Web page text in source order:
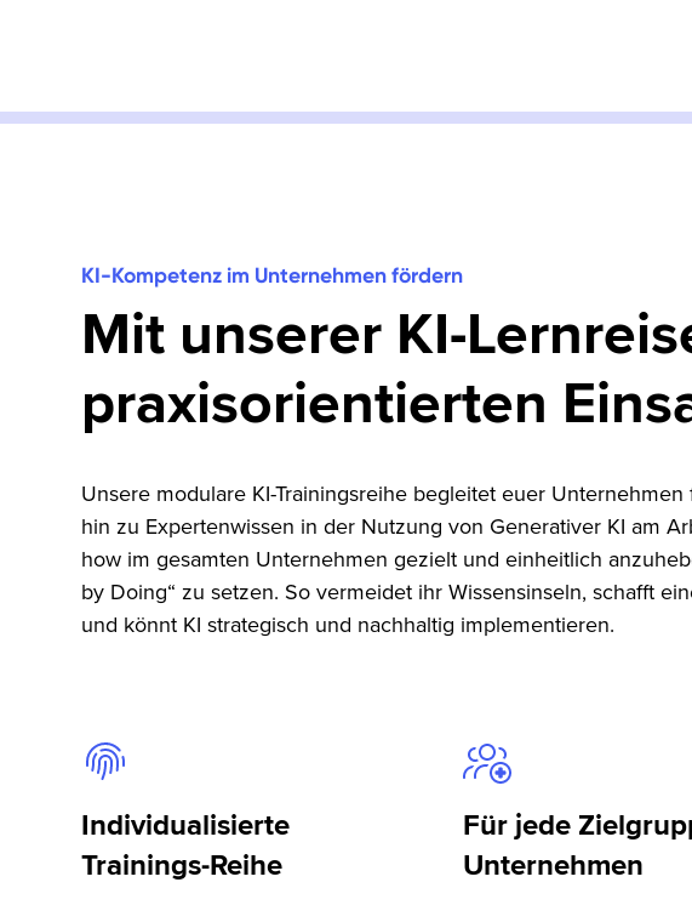
KI-Kompetenz im Unternehmen fördern
Mit unserer KI-
praxisorientierten
Unsere modulare KI-Trainingsreihe begleitet euer
hin zu Expertenwissen in der Nutzung von Generativer KI am
how im gesamten Unternehmen gezielt und einheitlich
by Doing“ zu setzen. So vermeidet ihr Wissensinseln, schafft
und könnt KI strategisch und nachhaltig implementieren.
Individualisierte
Trainings-Reihe
Für jede
Unternehmen